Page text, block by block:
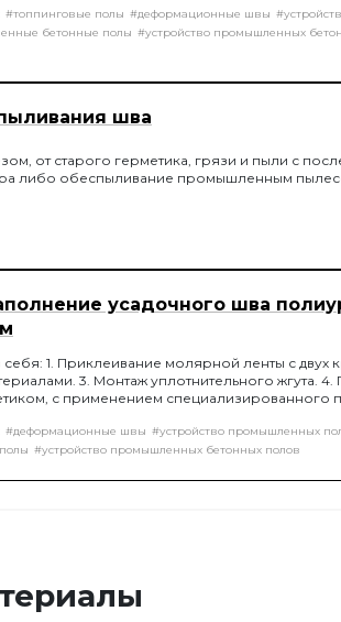
#топпинговые полы #деформационные швы
бетонные полы #устройство промышленных
шва
от старого герметика, грязи и пыли с
либо обеспыливание промышленным
усадочного шва
себя: 1. Приклеивание молярной ленты с двух
3. Монтаж уплотнительного жгута. 4.
с применением специализированного
#деформационные швы #устройство промышленных
#устройство промышленных бетонных полов